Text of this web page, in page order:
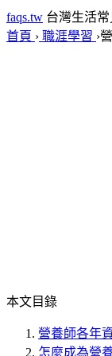
faqs.tw 台灣生活
首頁 › 職涯學習 ›
本文目錄
營養師各年
怎麼成為營